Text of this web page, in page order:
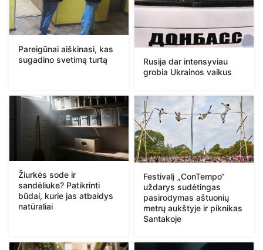
Pareigūnai aiškinasi, kas
sugadino svetimą turtą
Rusija dar intensyviau
grobia Ukrainos vaikus
Žiurkės sode ir
sandėliuke? Patikrinti
būdai, kurie jas atbaidys
natūraliai
Festivalį „ConTempo“
uždarys sudėtingas
pasirodymas aštuonių
metrų aukštyje ir piknikas
Santakoje